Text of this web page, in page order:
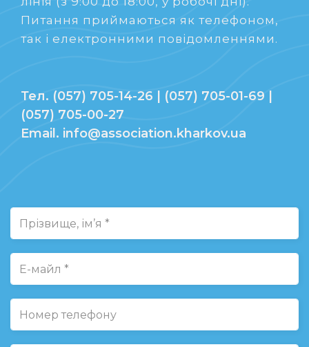
Питання приймаються як телефоном,
так і електронними повідомленнями.
Тел. (057) 705-14-26 | (057) 705-01-69 |
(057) 705-00-27
Email. info@association.kharkov.ua